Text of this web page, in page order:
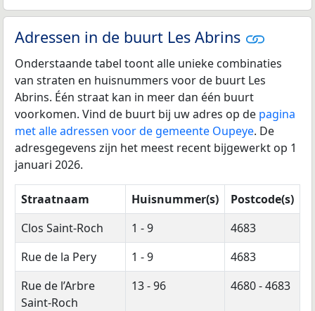
Adressen in de buurt Les Abrins
Onderstaande tabel toont alle unieke combinaties
van straten en huisnummers voor de buurt Les
Abrins. Één straat kan in meer dan één buurt
voorkomen. Vind de buurt bij uw adres op de pagina
met alle adressen voor de gemeente Oupeye. De
adresgegevens zijn het meest recent bijgewerkt op 1
januari 2026.
Straatnaam Huisnummer(s)
Postcode(s)
Clos Saint-Roch
1 - 9
4683
Rue de la Pery
1 - 9
4683
Rue de l’Arbre
Saint-Roch
13 - 96 4680 - 4683